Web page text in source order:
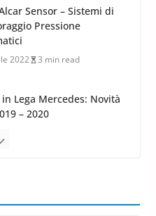
Lega Mercedes: Novità
Lega Volvo: Nuovi
2019
lega grandi: quando
davvero comfort,
nuova gamma Pulizia